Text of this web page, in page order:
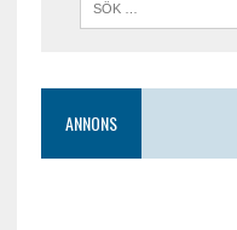
ANNONS